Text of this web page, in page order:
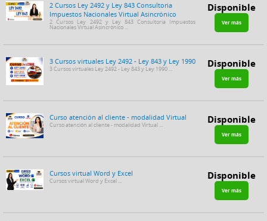
2 Cursos Ley 2492 y Ley 843 Consultoria
Impuestos Nacionales Virtual Asincrónico
2 Cursos Ley 2492 y Ley 843 Consultoria Impuestos
Nacionales Virtual Asincrónico ...
Disponible
Ver más
3 Cursos virtuales Ley 2492 - Ley 843 y Ley 1990
3 Cursos virtuales Ley 2492 - Ley 843 y Ley 1990 ... Disponible
Ver más
Curso atención al cliente - modalidad Virtual
Curso atención al cliente - modalidad Virtual ... Disponible
Ver más
Cursos virtual Word y Excel
Cursos virtual Word y Excel ... Disponible
Ver más